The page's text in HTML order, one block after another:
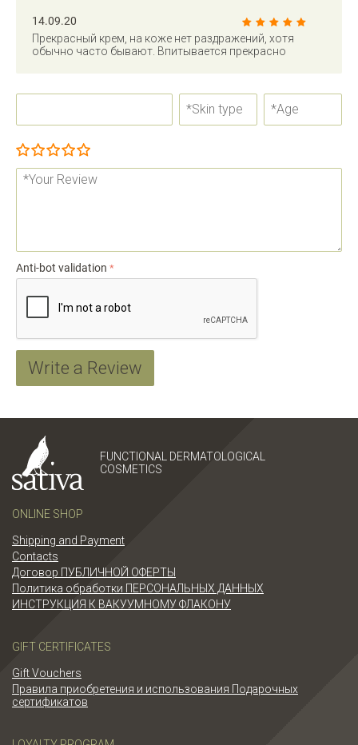
14.09.20
Прекрасный крем, на коже нет раздражений, хотя
обычно часто бывают. Впитывается прекрасно
Very Good
Average
Fair
Poor
Anti-bot validation
Write a Review
FUNCTIONAL DERMATOLOGICAL
COSMETICS
ONLINE SHOP
Shipping and Payment
Contacts
Договор ПУБЛИЧНОЙ ОФЕРТЫ
Политика обработки ПЕРСОНАЛЬНЫХ ДАННЫХ
ИНСТРУКЦИЯ К ВАКУУМНОМУ ФЛАКОНУ
GIFT CERTIFICATES
Gift Vouchers
Правила приобретения и использования Подарочных
сертификатов